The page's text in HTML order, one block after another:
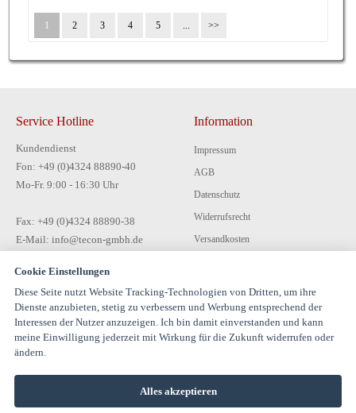
1 2 3 4 5 ...
© 1994-2026 TECON GmbH - All rights reserved |
Service Hotline
Kundendienst
Fon: +49 (0)4324 88890-40
Mo-Fr. 9:00 - 16:30 Uhr
Fax: +49 (0)4324 88890-38
E-Mail: info@tecon-gmbh.de
Information
Impressum
AGB
Datenschutz
Widerrufsrecht
Versandkosten
Cookie Einstellungen
Diese Seite nutzt Website Tracking-Technologien von Dritten, um ihre
Dienste anzubieten, stetig zu verbessern und Werbung entsprechend der
Interessen der Nutzer anzuzeigen. Ich bin damit einverstanden und kann
meine Einwilligung jederzeit mit Wirkung für die Zukunft widerrufen oder
ändern.
Alles akzeptieren